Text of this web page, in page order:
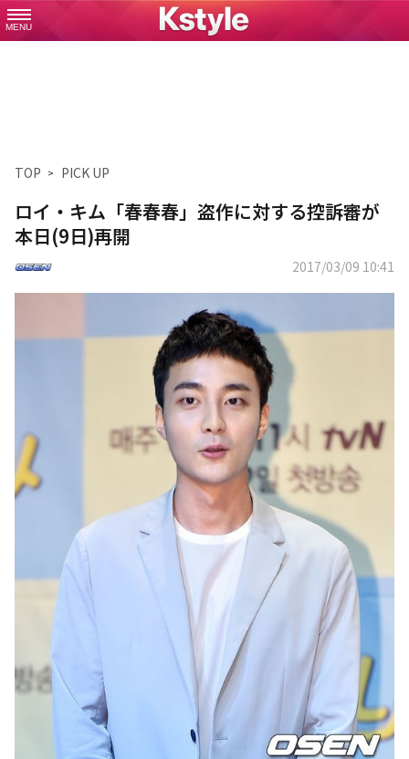
MENU
TOP PICK UP
ロイ・キム「春春春」盗作に対する控訴審が
本日(9日)再開
2017/03/09 10:41